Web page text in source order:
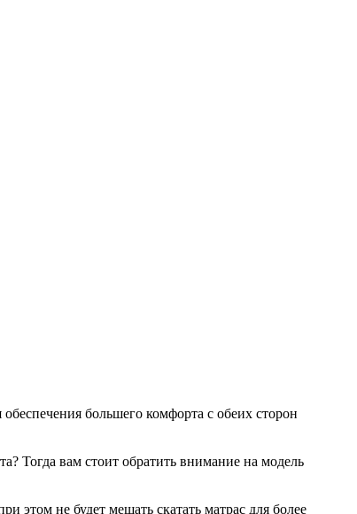
большего комфорта с обеих сторон
Тогда вам стоит обратить внимание на модель
этом не будет мешать скатать матрас для более